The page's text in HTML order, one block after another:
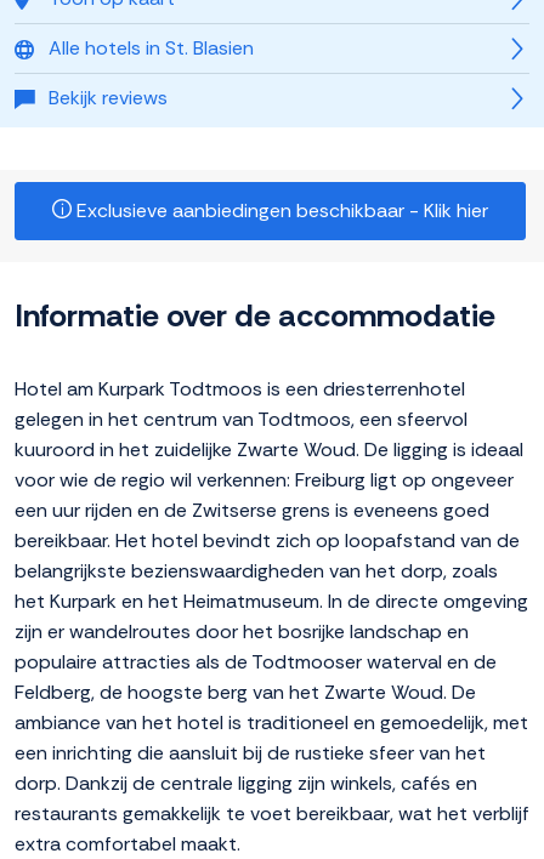
Alle hotels in St. Blasien
Bekijk reviews
Exclusieve aanbiedingen beschikbaar - Klik hier
Informatie over de accommodatie
Hotel am Kurpark Todtmoos is een driesterrenhotel
gelegen in het centrum van Todtmoos, een sfeervol
kuuroord in het zuidelijke Zwarte Woud. De ligging is ideaal
voor wie de regio wil verkennen: Freiburg ligt op ongeveer
een uur rijden en de Zwitserse grens is eveneens goed
bereikbaar. Het hotel bevindt zich op loopafstand van de
belangrijkste bezienswaardigheden van het dorp, zoals
het Kurpark en het Heimatmuseum. In de directe omgeving
zijn er wandelroutes door het bosrijke landschap en
populaire attracties als de Todtmooser waterval en de
Feldberg, de hoogste berg van het Zwarte Woud. De
ambiance van het hotel is traditioneel en gemoedelijk, met
een inrichting die aansluit bij de rustieke sfeer van het
dorp. Dankzij de centrale ligging zijn winkels, cafés en
restaurants gemakkelijk te voet bereikbaar, wat het verblijf
extra comfortabel maakt.